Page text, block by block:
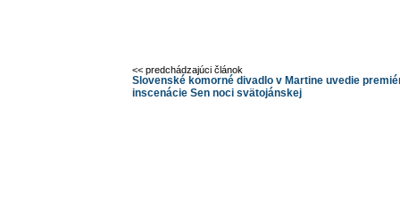
<< predchádzajúci článok
Slovenské komorné divadlo v Martine uvedie
inscenácie Sen noci svätojánskej